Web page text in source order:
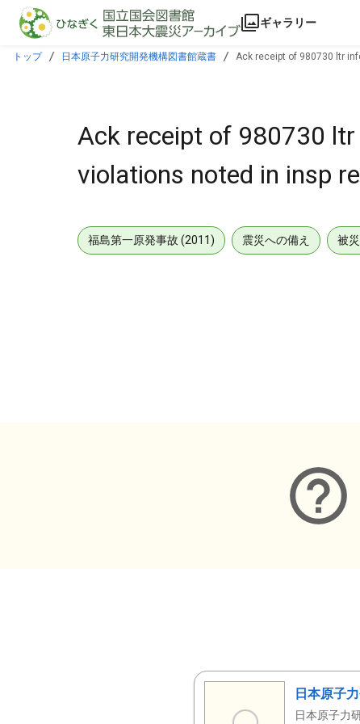
本文に飛ぶ
ギャラリー
トップ 日本原子力研究開発機構図書館蔵書 Ack receipt of 980730 ltr
Ack receipt of 980730
violations noted in insp
福島第一原発事故 (2011) 震災への備え 被
日本原子
日本原子力